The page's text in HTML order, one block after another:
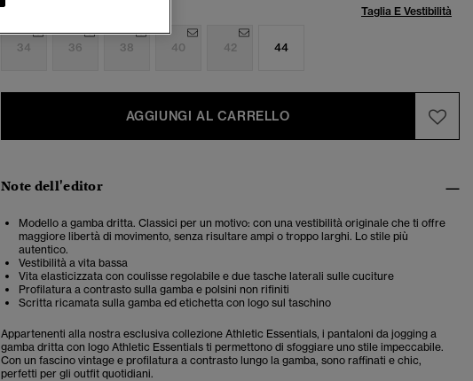
Seleziona Taglia: Taglia E Vestibilità
34 36 38 40 42 44
AGGIUNGI AL CARRELLO
Note dell'editor
Modello a gamba dritta. Classici per un motivo: con una vestibilità originale che ti offre
maggiore libertà di movimento, senza risultare ampi o troppo larghi. Lo stile più
autentico.
Vestibilità a vita bassa
Vita elasticizzata con coulisse regolabile e due tasche laterali sulle cuciture
Profilatura a contrasto sulla gamba e polsini non rifiniti
Scritta ricamata sulla gamba ed etichetta con logo sul taschino
Appartenenti alla nostra esclusiva collezione Athletic Essentials, i pantaloni da jogging a
gamba dritta con logo Athletic Essentials ti permettono di sfoggiare uno stile impeccabile.
Con un fascino vintage e profilatura a contrasto lungo la gamba, sono raffinati e chic,
perfetti per gli outfit quotidiani.